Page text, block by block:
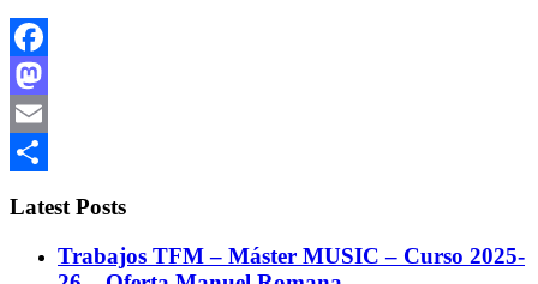
Facebook
Mastodon
Email
Latest Posts
Trabajos TFM – Máster MUSIC – Curso 2025-